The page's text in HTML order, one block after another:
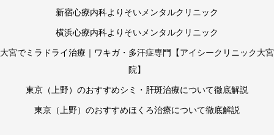
新宿心療内科よりそいメンタルクリニック
横浜心療内科よりそいメンタルクリニック
大宮でミラドライ治療｜ワキガ・多汗症専門【アイシークリニック大宮
院】
東京（上野）のおすすめシミ・肝斑治療について徹底解説
東京（上野）のおすすめほくろ治療について徹底解説